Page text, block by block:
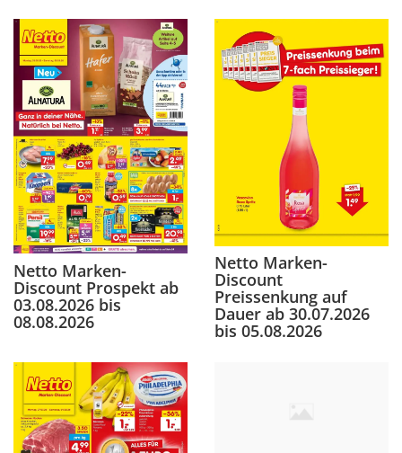
Netto Marken-
Discount Prospekt ab
03.08.2026 bis
08.08.2026
Netto Marken-
Discount
Preissenkung auf
Dauer ab 30.07.2026
bis 05.08.2026